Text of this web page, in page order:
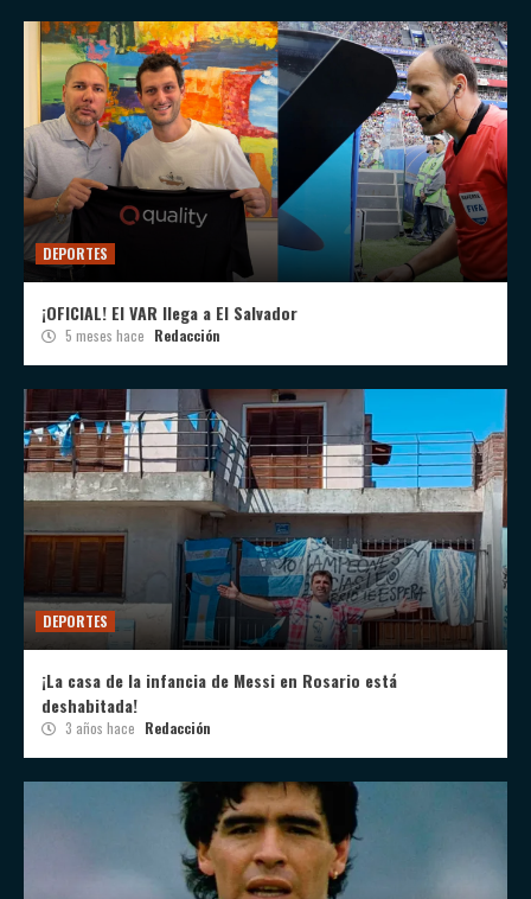
DEPORTES
¡OFICIAL! El VAR llega a El Salvador
5 meses hace Redacción
DEPORTES
¡La casa de la infancia de Messi en Rosario está
deshabitada!
3 años hace Redacción